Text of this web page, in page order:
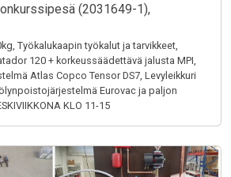
(2031649-1),
Työkalukaapin työkalut ja tarvikkeet,
120 + korkeussäädettävä jalusta MPI,
Atlas Copco Tensor DS7, Levyleikkuri
Eurovac ja paljon
KLO 11-15